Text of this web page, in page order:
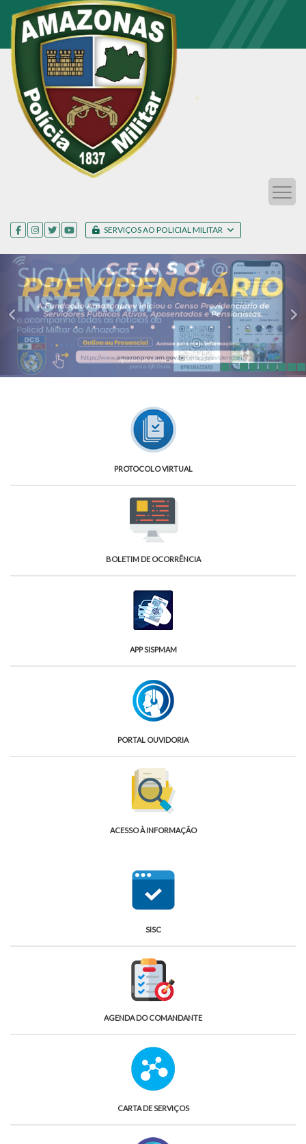
SERVIÇOS AO POLICIAL MILITAR
PROTOCOLO VIRTUAL
BOLETIM DE OCORRÊNCIA
APP SISPMAM
PORTAL OUVIDORIA
ACESSO À INFORMAÇÃO
SISC
AGENDA DO COMANDANTE
CARTA DE SERVIÇOS